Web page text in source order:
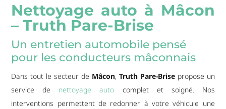
Nettoyage auto à Mâcon
– Truth Pare-Brise
Un entretien automobile pensé
pour les conducteurs mâconnais
Dans tout le secteur de Mâcon, Truth Pare-Brisepropose un
service de nettoyage auto complet et soigné. Nos
interventions permettent de redonner à votre véhicule une